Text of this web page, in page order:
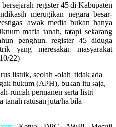
bersejarah register 45 di Kabupaten
merugikan negara besar-
awak media bukan hanya
mafia tanah, tatapi sekarang
penghuni register 45 diduga
yang meresakan masyarakat
22)
listrik, seolah -olah tidak ada
hukum (APH), bukan itu saja,
rumah permanen serta listri
tanah ratusan juta/ha bila